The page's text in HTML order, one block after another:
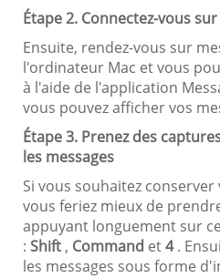
Étape 2. Connectez-vous
Ensuite, rendez-vous sur
l'ordinateur Mac et vous
à l'aide de l'application
vous pouvez afficher vos
Étape 3. Prenez des
les messages
Si vous souhaitez conserver
vous feriez mieux de
appuyant longuement sur
: Shift , Command et4.
les messages sous forme